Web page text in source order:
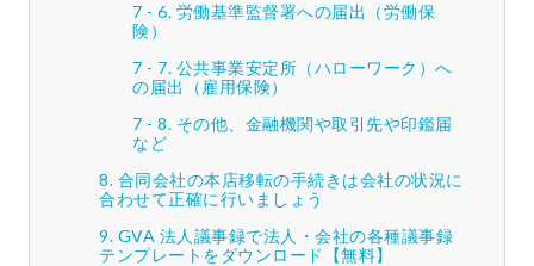
労働基準監督署への届出（労働保
険）
公共事業安定所（ハローワーク）へ
の届出（雇用保険）
その他、金融機関や取引先や印鑑届
など
合同会社の本店移転の手続きは会社の状況に
合わせて正確に行いましょう
GVA 法人議事録で法人・会社の各種議事録
テンプレートをダウンロード【無料】